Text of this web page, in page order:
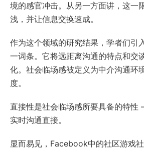
境的感官冲击。从另一方面讲，这一
浅，并让信息交换速成。
作为这个领域的研究结果，学者们引
一词条。它将远距离沟通的特点和交
化。社会临场感被定义为中介沟通环
度。
直接性是社会临场感所要具备的特性
实时沟通直接。
显而易见，Facebook中的社区游戏